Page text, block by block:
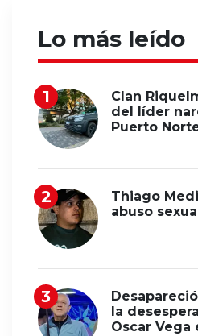
Lo más leído
Clan
del líder
Puerto
Thiago
abuso
la
Oscar Vega